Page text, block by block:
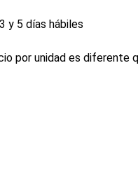
y 5 días hábiles
por unidad es diferente